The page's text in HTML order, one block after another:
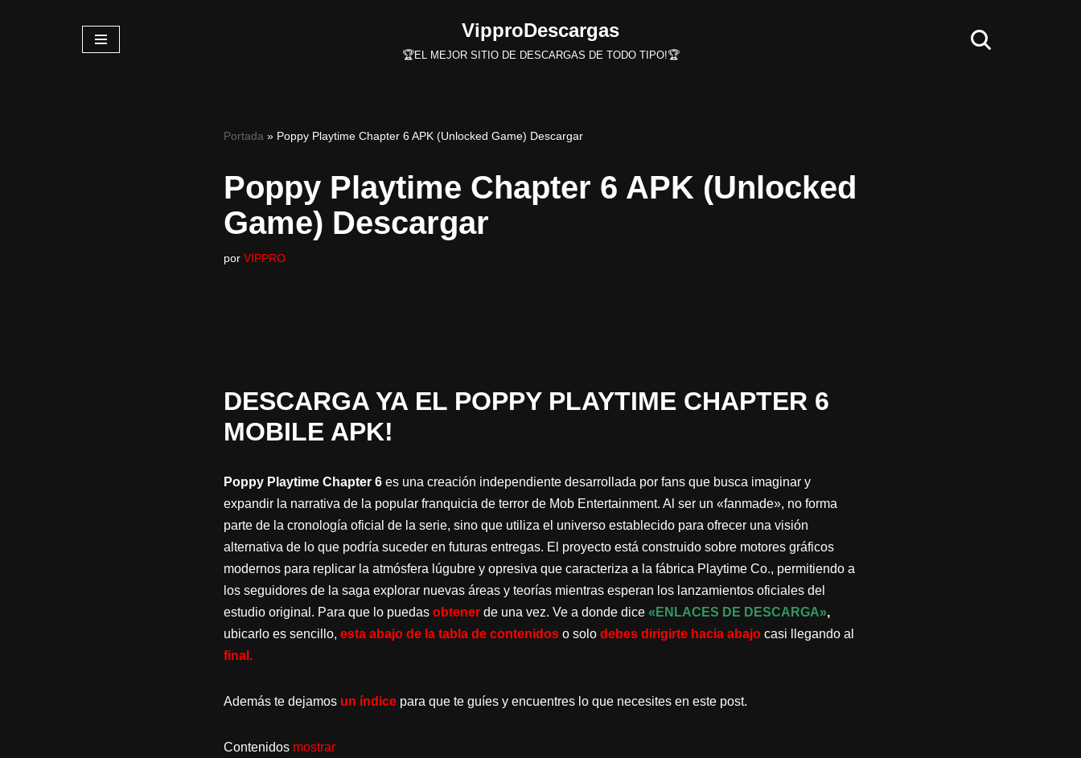
VipproDescargas
🏆EL MEJOR SITIO DE DESCARGAS DE TODO TIPO!🏆
Portada » Poppy Playtime Chapter 6 APK (Unlocked Game) Descargar
Poppy Playtime Chapter 6 APK (Unlocked
Game) Descargar
por VIPPRO
DESCARGA YA EL POPPY PLAYTIME CHAPTER 6
MOBILE APK!
Poppy Playtime Chapter 6es una creación independiente desarrollada por fans que busca imaginar y
expandir la narrativa de la popular franquicia de terror de Mob Entertainment. Al ser un «fanmade», no forma
parte de la cronología oficial de la serie, sino que utiliza el universo establecido para ofrecer una visión
alternativa de lo que podría suceder en futuras entregas. El proyecto está construido sobre motores gráficos
modernos para replicar la atmósfera lúgubre y opresiva que caracteriza a la fábrica Playtime Co., permitiendo a
los seguidores de la saga explorar nuevas áreas y teorías mientras esperan los lanzamientos oficiales del
estudio original. Para que lo puedas obtenerde una vez. Ve a donde dice «ENLACES DE DESCARGA»,
ubicarlo es sencillo, esta abajo de la tabla de contenidoso solo debes dirigirte hacia abajocasi llegando al
final.
Además te dejamos un índice para que te guíes y encuentres lo que necesites en este post.
Contenidos mostrar